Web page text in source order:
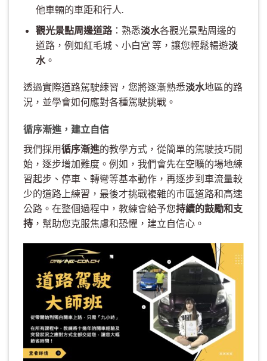
他車輛的車距和行人.
觀光景點周邊道路：熟悉淡水各觀光景點周邊的
道路，例如紅毛城、小白宮 等，讓您輕鬆暢遊淡
水 。
透過實際道路駕駛練習，您將逐漸熟悉淡水地區的路
況，並學會如何應對各種駕駛挑戰。
循序漸進，建立自信
我們採用循序漸進的教學方式，從簡單的駕駛技巧開
始，逐步增加難度。例如，我們會先在空曠的場地練
習起步、停車、轉彎等基本動作，再逐步到車流量較
少的道路上練習，最後才挑戰複雜的市區道路和高速
公路。在整個過程中，教練會給予您持續的鼓勵和支
持 ，幫助您克服焦慮和恐懼，建立自信心。